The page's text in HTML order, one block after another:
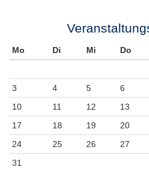
Mo Di Mi Do
3
4 5 6
10
11 12 13
17
18 19 20
24
25 26 27
31